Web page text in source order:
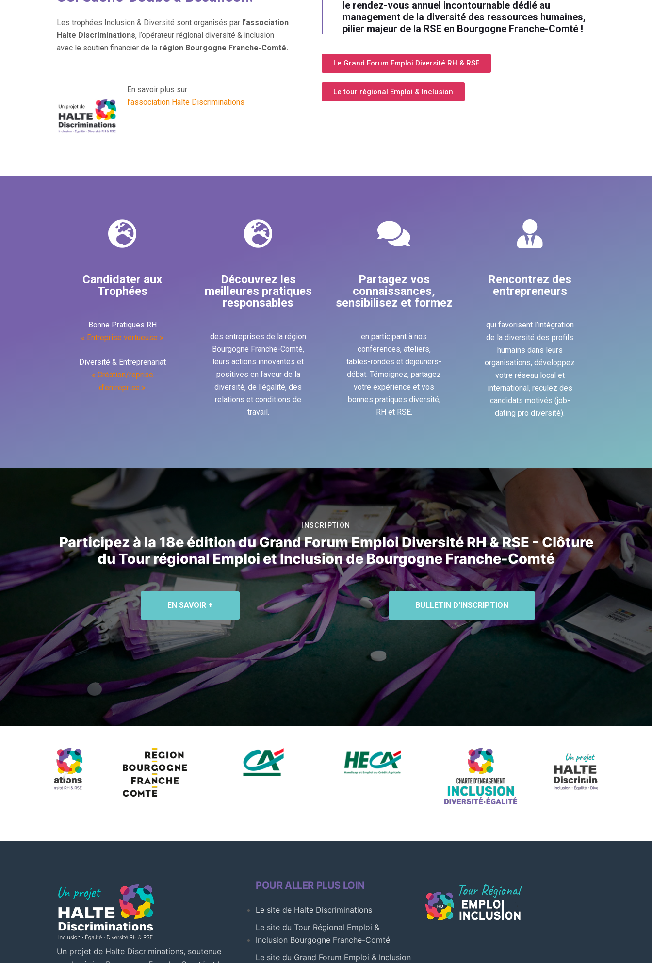
Les trophées Inclusion & Diversité sont organisés par l’association
Halte Discriminations, l’opérateur régional diversité & inclusion
avec le soutien financier de la région Bourgogne Franche-Comté.
En savoir plus sur
l’association Halte Discriminations
le rendez-vous annuel incontournable dédié au
management de la diversité des ressources humaines,
pilier majeur de la RSE en Bourgogne Franche-Comté !
Le Grand Forum Emploi Diversité RH & RSE
Le tour régional Emploi & Inclusion
Candidater aux
Trophées
Bonne Pratiques RH
« Entreprise vertueuse »
Diversité & Entreprenariat
« Création/reprise
d’entreprise »
Découvrez les
meilleures pratiques
responsables
des entreprises de la région
Bourgogne Franche-Comté,
leurs actions innovantes et
positives en faveur de la
diversité, de l’égalité, des
relations et conditions de
travail.
Partagez vos
connaissances,
sensibilisez et formez
en participant à nos
conférences, ateliers,
tables-rondes et déjeuners-
débat. Témoignez, partagez
votre expérience et vos
bonnes pratiques diversité,
RH et RSE.
Rencontrez des
entrepreneurs
qui favorisent l’intégration
de la diversité des profils
humains dans leurs
organisations, développez
votre réseau local et
international, reculez des
candidats motivés (job-
dating pro diversité).
INSCRIPTION
Participez à la 18e édition du Grand Forum Emploi Diversité RH & RSE - Clôture
du Tour régional Emploi et Inclusion de Bourgogne Franche-Comté
EN SAVOIR + BULLETIN D'INSCRIPTION
Un projet de Halte Discriminations, soutenue
POUR ALLER PLUS LOIN
Le site de Halte Discriminations
Le site du Tour Régional Emploi &
Inclusion Bourgogne Franche-Comté
Le site du Grand Forum Emploi & Inclusion